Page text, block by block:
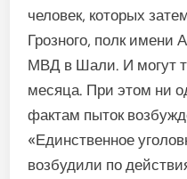
человек, которых
Грозного, полк имени
МВД в Шали. И могут
месяца. При этом ни
фактам пыток
«Единственное
возбудили по